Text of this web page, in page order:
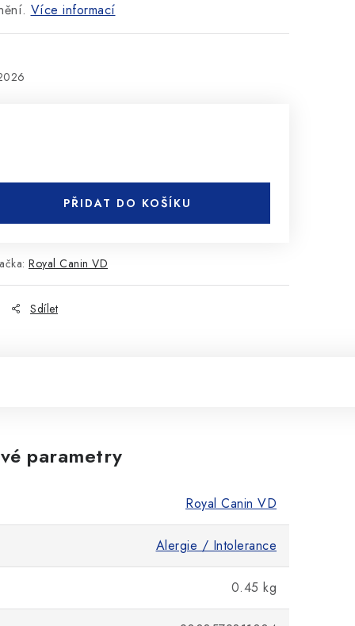
Více informací
PŘIDAT DO KOŠÍKU
Royal Canin VD
Sdílet
parametry
Royal Canin VD
Alergie / Intolerance
0.45 kg